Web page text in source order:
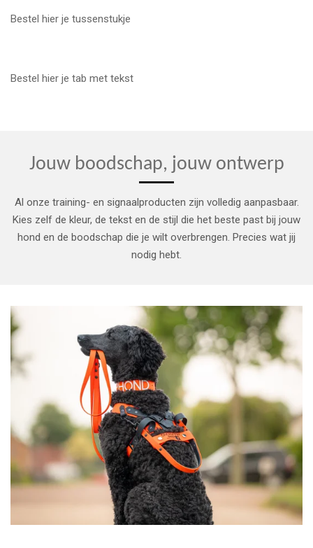
Bestel hier je tussenstukje
Bestel hier je tab met tekst
Jouw boodschap, jouw ontwerp
Al onze training- en signaalproducten zijn volledig aanpasbaar.
Kies zelf de kleur, de tekst en de stijl die het beste past bij jouw
hond en de boodschap die je wilt overbrengen. Precies wat jij
nodig hebt.